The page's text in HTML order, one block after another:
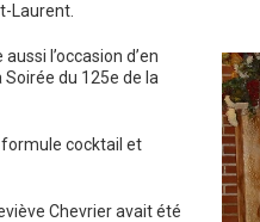
Laurent.
l’occasion d’en
du 125e de la
formule cocktail et
Chevrier avait été